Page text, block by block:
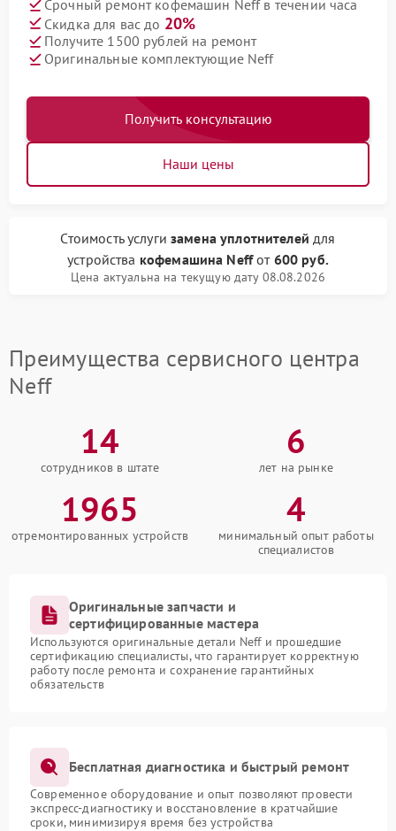
Срочный ремонт кофемашин Neff в течении часа
Скидка для вас до 20%
Получите 1500 рублей на ремонт
Оригинальные комплектующие Neff
Получить консультацию
Наши цены
Стоимость услугизамена уплотнителей для
устройства кофемашина Neffот 600 руб.
Цена актуальна на текущую дату 08.08.2026
Преимущества сервисного центра
Neff
14
сотрудников в штате
6
лет на рынке
1965
отремонтированных устройств
4
минимальный опыт работы
специалистов
Оригинальные запчасти и
сертифицированные мастера
Используются оригинальные детали Neff и прошедшие
сертификацию специалисты, что гарантирует корректную
работу после ремонта и сохранение гарантийных
обязательств
Бесплатная диагностика и быстрый ремонт
Современное оборудование и опыт позволяют провести
экспресс-диагностику и восстановление в кратчайшие
сроки, минимизируя время без устройства